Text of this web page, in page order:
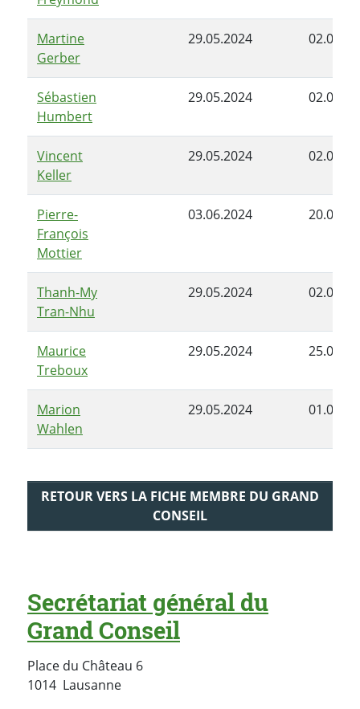
Martine
Gerber
29.05.2024
Sébastien
Humbert
29.05.2024
Vincent
Keller
29.05.2024
Pierre-
François
Mottier
03.06.2024
Thanh-My
Tran-Nhu
29.05.2024
Maurice
Treboux
29.05.2024
Marion
Wahlen
29.05.2024
RETOUR VERS LA FICHE MEMBRE DU GRAND
CONSEIL
Secrétariat général du
Grand Conseil
Place du Château 6
1014 LausanneSuisse